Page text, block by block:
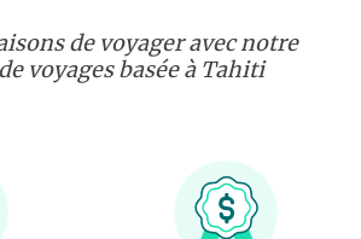
de voyager avec notre
voyages basée à Tahiti